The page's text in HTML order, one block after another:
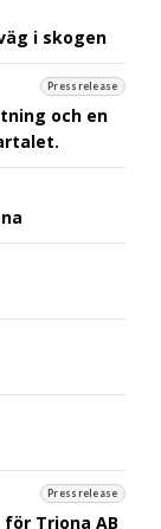
i skogen
Pressrelease
och en
Pressrelease
Triona AB